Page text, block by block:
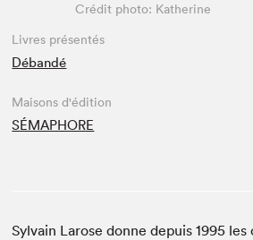
Crédit photo: Katherine
Livres présentés
Débandé
Maisons d'édition
SÉMAPHORE
Sylvain Larose donne depuis 1995 les